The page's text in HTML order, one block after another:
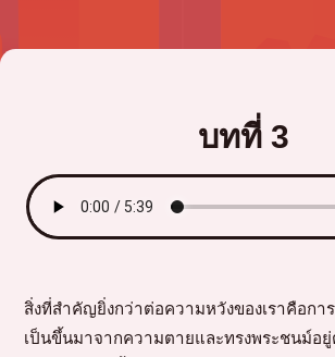
บทที่ 3
สิ่งที่สำคัญยิ่งกว่าต่อความหวังของเราคือกา
เป็นขึ้นมาจากความตายและทรงพระชนม์อ